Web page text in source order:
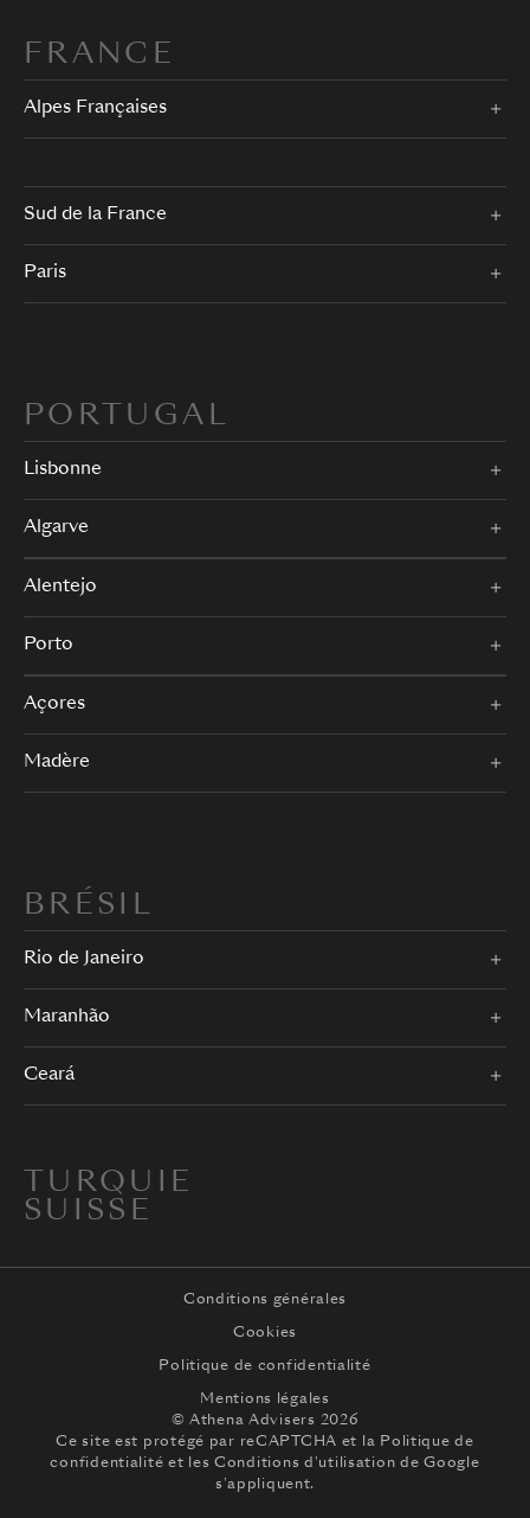
FRANCE
Alpes Françaises
Sud de la France
Paris
PORTUGAL
Lisbonne
Algarve
Alentejo
Porto
Açores
Madère
BRÉSIL
Rio de Janeiro
Maranhão
Ceará
TURQUIE
SUISSE
Conditions générales
Cookies
Politique de confidentialité
Mentions légales
© Athena Advisers 2026
Ce site est protégé par reCAPTCHA et la Politique de
confidentialité et lesConditions d'utilisation de Google
s'appliquent.